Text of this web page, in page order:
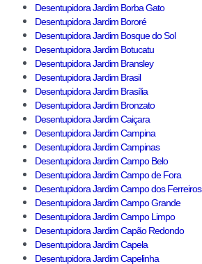
Desentupidora Jardim Borba Gato
Desentupidora Jardim Bororé
Desentupidora Jardim Bosque do Sol
Desentupidora Jardim Botucatu
Desentupidora Jardim Bransley
Desentupidora Jardim Brasil
Desentupidora Jardim Brasília
Desentupidora Jardim Bronzato
Desentupidora Jardim Caiçara
Desentupidora Jardim Campina
Desentupidora Jardim Campinas
Desentupidora Jardim Campo Belo
Desentupidora Jardim Campo de Fora
Desentupidora Jardim Campo dos Ferreiros
Desentupidora Jardim Campo Grande
Desentupidora Jardim Campo Limpo
Desentupidora Jardim Capão Redondo
Desentupidora Jardim Capela
Desentupidora Jardim Capelinha